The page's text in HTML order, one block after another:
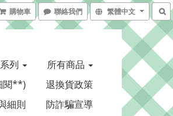
購物車 聯絡我們 繁體中文
列
所有商品
閱**)
退換貨政策
細則
防詐騙宣導